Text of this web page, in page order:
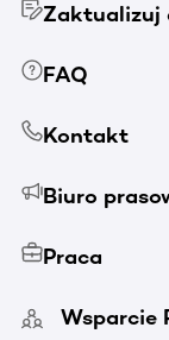
Zaktualizuj
FAQ
Kontakt
Biuro
Praca
Wsparcie